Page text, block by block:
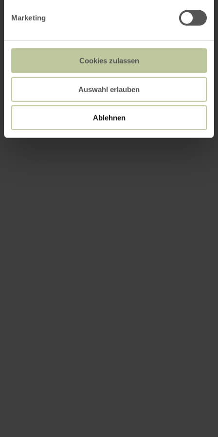
Marketing
Cookies zulassen
Auswahl erlauben
Ablehnen